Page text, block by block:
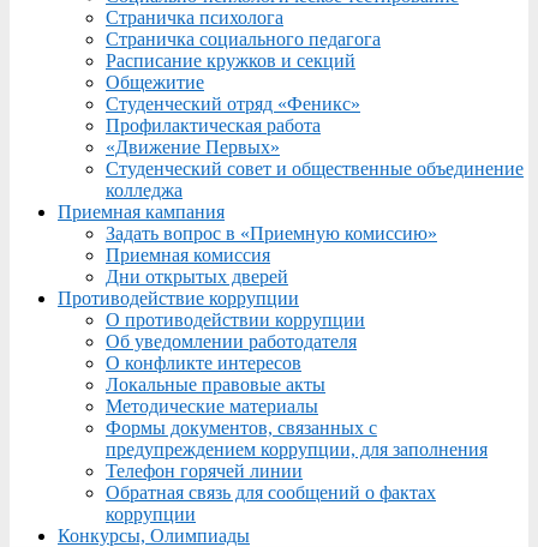
Страничка психолога
Страничка социального педагога
Расписание кружков и секций
Общежитие
Студенческий отряд «Феникс»
Профилактическая работа
«Движение Первых»
Студенческий совет и общественные объединение
колледжа
Приемная кампания
Задать вопрос в «Приемную комиссию»
Приемная комиссия
Дни открытых дверей
Противодействие коррупции
О противодействии коррупции
Об уведомлении работодателя
О конфликте интересов
Локальные правовые акты
Методические материалы
Формы документов, связанных с
предупреждением коррупции, для заполнения
Телефон горячей линии
Обратная связь для сообщений о фактах
коррупции
Конкурсы, Олимпиады